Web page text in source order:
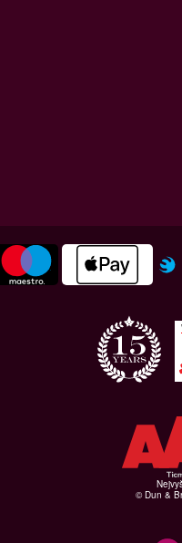
© Dun &